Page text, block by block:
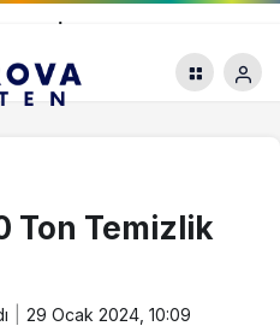
Ton Temizlik
29 Ocak 2024, 10:09
Pilot İli Adana